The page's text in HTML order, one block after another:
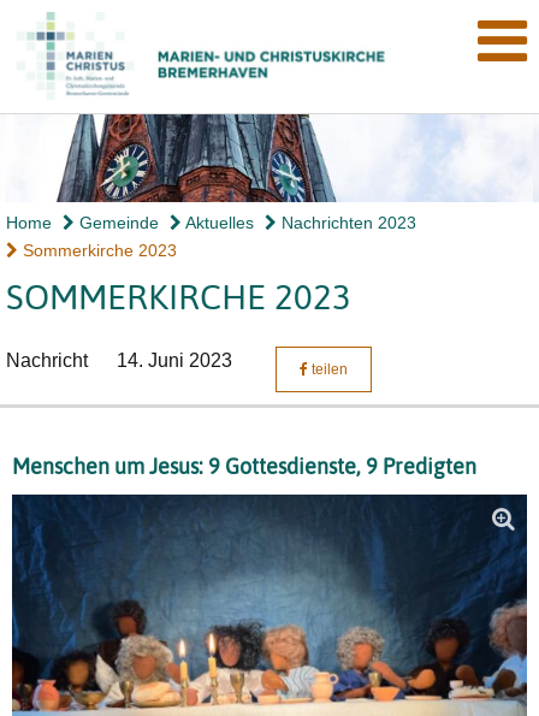
Home Gemeinde Aktuelles
Nachrichten 2023
Sommerkirche 2023
SOMMERKIRCHE 2023
Nachricht 14. Juni 2023 teilen
Menschen um Jesus: 9 Gottesdienste, 9 Predigten